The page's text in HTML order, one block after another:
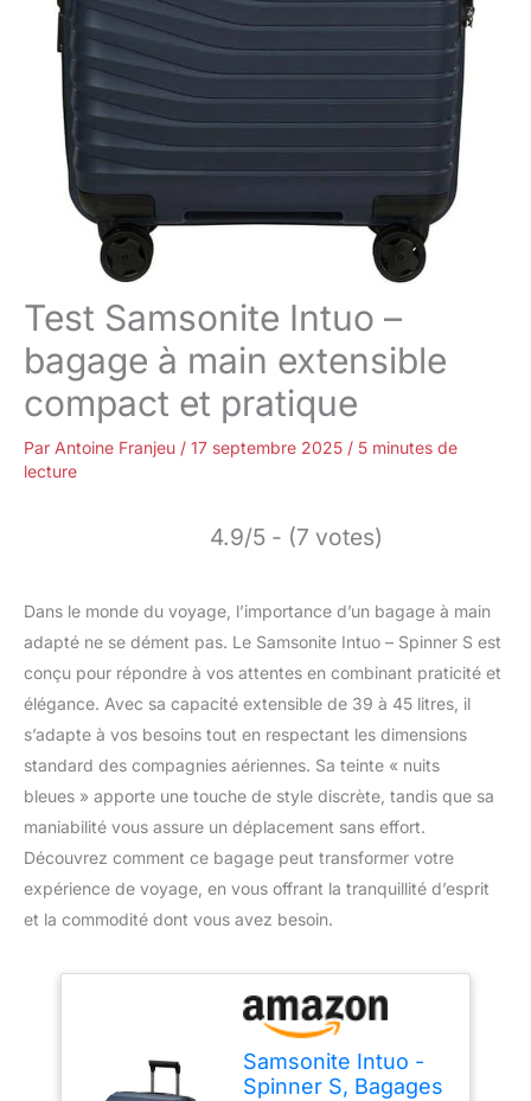
Test Samsonite Intuo –
bagage à main extensible
compact et pratique
Par Antoine Franjeu / 17 septembre 2025 / 5 minutes de
lecture
4.9/5 - (7 votes)
Dans le monde du voyage, l’importance d’un bagage à main
adapté ne se dément pas. Le Samsonite Intuo – Spinner S est
conçu pour répondre à vos attentes en combinant praticité et
élégance. Avec sa capacité extensible de 39 à 45 litres, il
s’adapte à vos besoins tout en respectant les dimensions
standard des compagnies aériennes. Sa teinte « nuits
bleues » apporte une touche de style discrète, tandis que sa
maniabilité vous assure un déplacement sans effort.
Découvrez comment ce bagage peut transformer votre
expérience de voyage, en vous offrant la tranquillité d’esprit
et la commodité dont vous avez besoin.
Samsonite Intuo -
Spinner S, Bagages